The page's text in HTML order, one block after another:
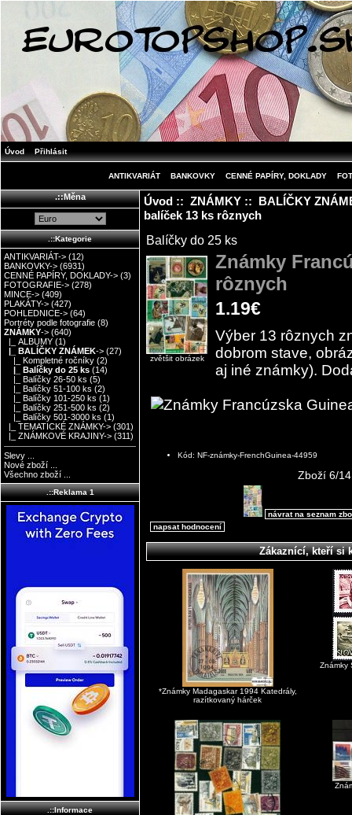
Úvod Přihlásit
ANTIKVARIÁT BANKOVKY CENNÉ PAPÍRY, DOKLADY
.::Měna
.::Kategorie
ANTIKVARIÁT-> (12)
BANKOVKY-> (6931)
CENNÉ PAPÍRY, DOKLADY-> (3)
FOTOGRAFIE-> (278)
MINCE-> (409)
PLAKÁTY-> (427)
POHLEDNICE-> (64)
Portréty podle fotografie (8)
ZNÁMKY-> (640)
|_ ALBUMY (1)
|_ BALÍČKY ZNÁMEK-> (27)
|_ Kompletné ročníky (2)
|_ Balíčky do 25 ks (14)
|_ Balíčky 26-50 ks (5)
|_ Balíčky 51-100 ks (2)
|_ Balíčky 101-250 ks (1)
|_ Balíčky 251-500 ks (2)
|_ Balíčky 501-3000 ks (1)
|_ TEMATICKÉ ZNÁMKY-> (301)
|_ ZNÁMKOVÉ KRAJINY-> (311)
Slevy ...
Nové zboží ...
Všechno zboží ...
.::Reklama 1
.::Informace
Úvod:: ZNÁMKY:: BALÍČKY
balíček 13 ks rôznych
Balíčky do 25 ks
zvětšit obrázek
Známky
rôznych
1.19€
Výber 13 rôznych
dobrom stave,
aj iné známky).
Kód: NF-známky-FrenchGuinea-44959
Zboží 6/14
návrat na seznam
napsat hodnocení
Zákaznící, kteří si
*Známky Madagaskar 1994 Katedrály,
razítkovaný hárček
Známky